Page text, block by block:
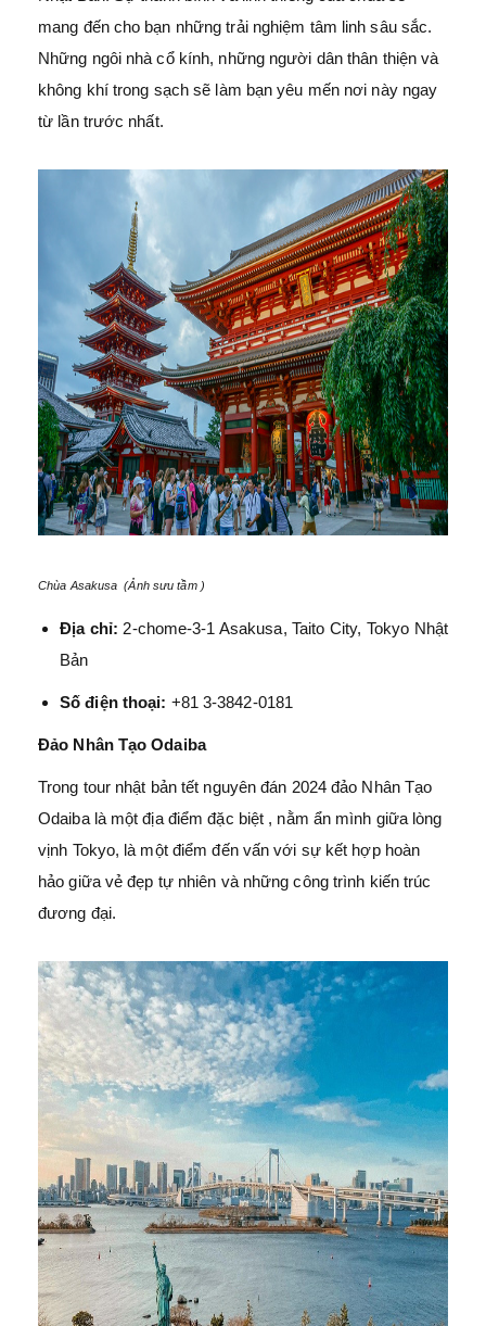
mang đến cho bạn những trải nghiệm tâm linh sâu sắc.
Những ngôi nhà cổ kính, những người dân thân thiện và
không khí trong sạch sẽ làm bạn yêu mến nơi này ngay
từ lần trước nhất.
Chùa Asakusa (Ảnh sưu tầm )
Địa chỉ: 2-chome-3-1 Asakusa, Taito City, Tokyo Nhật
Bản
Số điện thoại: +81 3-3842-0181
Đảo Nhân Tạo Odaiba
Trong tour nhật bản tết nguyên đán 2024 đảo Nhân Tạo
Odaiba là một địa điểm đặc biệt , nằm ẩn mình giữa lòng
vịnh Tokyo, là một điểm đến vấn với sự kết hợp hoàn
hảo giữa vẻ đẹp tự nhiên và những công trình kiến trúc
đương đại.